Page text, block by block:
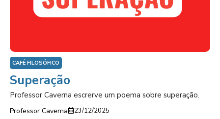
CAFÉ FILOSÓFICO
Superação
Professor Caverna escrerve um poema sobre superação.
Professor Caverna 23/12/2025